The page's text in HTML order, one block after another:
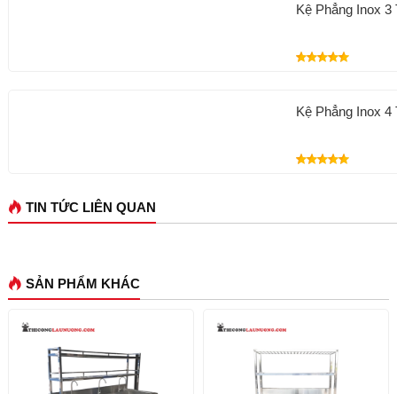
Kệ Phẳng Inox 3
Kệ Phẳng Inox 4
TIN TỨC LIÊN QUAN
SẢN PHẨM KHÁC